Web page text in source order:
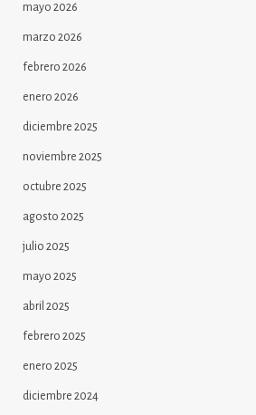
mayo 2026
marzo 2026
febrero 2026
enero 2026
diciembre 2025
noviembre 2025
octubre 2025
agosto 2025
julio 2025
mayo 2025
abril 2025
febrero 2025
enero 2025
diciembre 2024